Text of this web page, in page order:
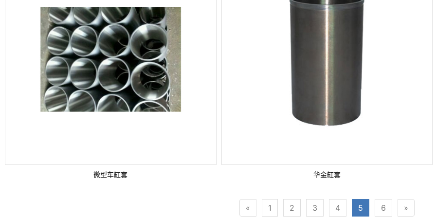
微型车缸套 华金缸套
« 1 2 3 4 5 6 »